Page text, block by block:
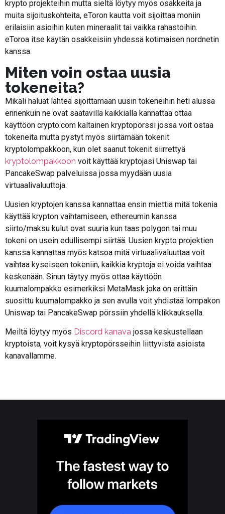
krypto projekteihin mutta sieltä löytyy myös osakkeita ja
muita sijoituskohteita, eToron kautta voit sijoittaa moniin
erilaisiin asioihin kuten mineraalit tai vaikka rahastoihin.
eToroa itse käytän osakkeisiin yhdessä kotimaisen nordnetin
kanssa.
Miten voin ostaa uusia
tokeneita?
Mikäli haluat lähteä sijoittamaan uusin tokeneihin heti alussa
ennenkuin ne ovat saatavilla kaikkialla kannattaa ottaa
käyttöön crypto.com kaltainen kryptopörssi jossa voit ostaa
tokeneita mutta pystyt myös siirtämään tokenit
kryptolompakkoon, kun olet saanut tokenit siirrettyä
kryptolompakkoon voit käyttää kryptojasi Uniswap tai
PancakeSwap palveluissa jossa myydään uusia
virtuaalivaluuttoja.
Uusien kryptojen kanssa kannattaa ensin miettiä mitä tokenia
käyttää krypton vaihtamiseen, ethereumin kanssa
siirto/maksu kulut ovat suuria kun taas polygon tai muu
tokeni on usein edullisempi siirtää. Uusien krypto projektien
kanssa kannattaa myös katsoa mitä virtuaalivaluuttaa voit
vaihtaa kyseiseen tokeniin, kaikkia kryptoja ei voida vaihtaa
keskenään. Sinun täytyy myös ottaa käyttöön
kuumalompakko esimerkiksi MetaMask joka on erittäin
suosittu kuumalompakko ja sen avulla voit yhdistää lompakon
Uniswap tai PancakeSwap pörssiin yhdellä klikkauksella.
Meiltä löytyy myös Discord kanava jossa keskustellaan
kryptoista, voit kysyä kryptopörsseihin liittyvistä asioista
kanavallamme.